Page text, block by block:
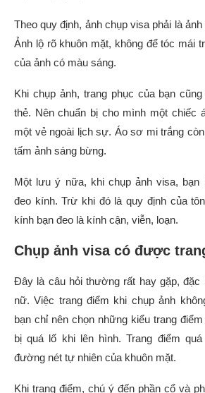
Theo quy định, ảnh chụp visa phải là
Ảnh lộ rõ khuôn mặt, không để tóc mái
của ảnh có màu sáng.
Khi chụp ảnh, trang phục của bạn
thẻ. Nên chuẩn bị cho mình một chiếc
một vẻ ngoài lịch sự. Áo sơ mi trắng
tấm ảnh sáng bừng.
Một lưu ý nữa, khi chụp ảnh visa, bạn
đeo kính. Trừ khi đó là quy định của
kính bạn đeo là kính cận, viễn, loạn.
Chụp ảnh visa có được
Đây là câu hỏi thường rất hay gặp, đặc
nữ. Việc trang điểm khi chụp ảnh
bạn chỉ nên chọn những kiểu trang
bị quá lố khi lên hình. Trang điểm
đường nét tự nhiên của khuôn mặt.
Khi trang điểm, chú ý đến phần cổ và